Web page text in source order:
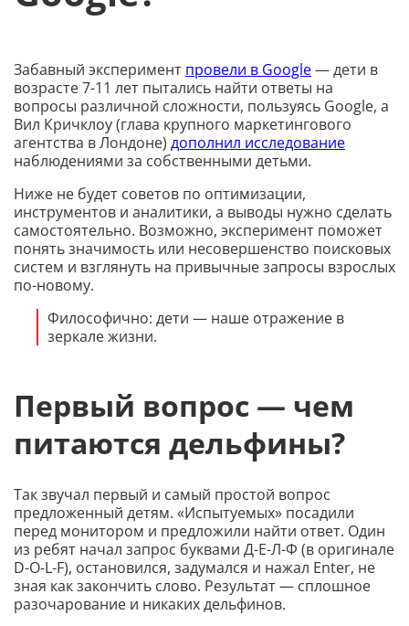
Забавный эксперимент провели в Google— дети в
возрасте 7-11 лет пытались найти ответы на
вопросы различной сложности, пользуясь Google, а
Вил Кричклоу (глава крупного маркетингового
агентства в Лондоне) дополнил исследование
наблюдениями за собственными детьми.
Ниже не будет советов по оптимизации,
инструментов и аналитики, а выводы нужно сделать
самостоятельно. Возможно, эксперимент поможет
понять значимость или несовершенство поисковых
систем и взглянуть на привычные запросы взрослых
по-новому.
Философично: дети — наше отражение в
зеркале жизни.
Первый вопрос — чем
питаются дельфины?
Так звучал первый и самый простой вопрос
предложенный детям. «Испытуемых» посадили
перед монитором и предложили найти ответ. Один
из ребят начал запрос буквами Д-Е-Л-Ф (в оригинале
D-O-L-F), остановился, задумался и нажал Enter, не
зная как закончить слово. Результат — сплошное
разочарование и никаких дельфинов.